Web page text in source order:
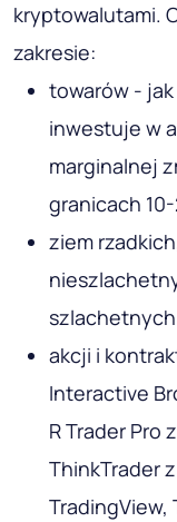
kryptowalutami.
zakresie:
towarów - jak
inwestuje w
marginalnej
granicach
ziem
akcji i
Interactive
R Trader Pro
ThinkTrader
TradingView,